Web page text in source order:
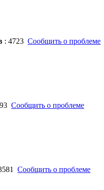
: 4723 Сообщить о проблеме
Сообщить о проблеме
Сообщить о проблеме